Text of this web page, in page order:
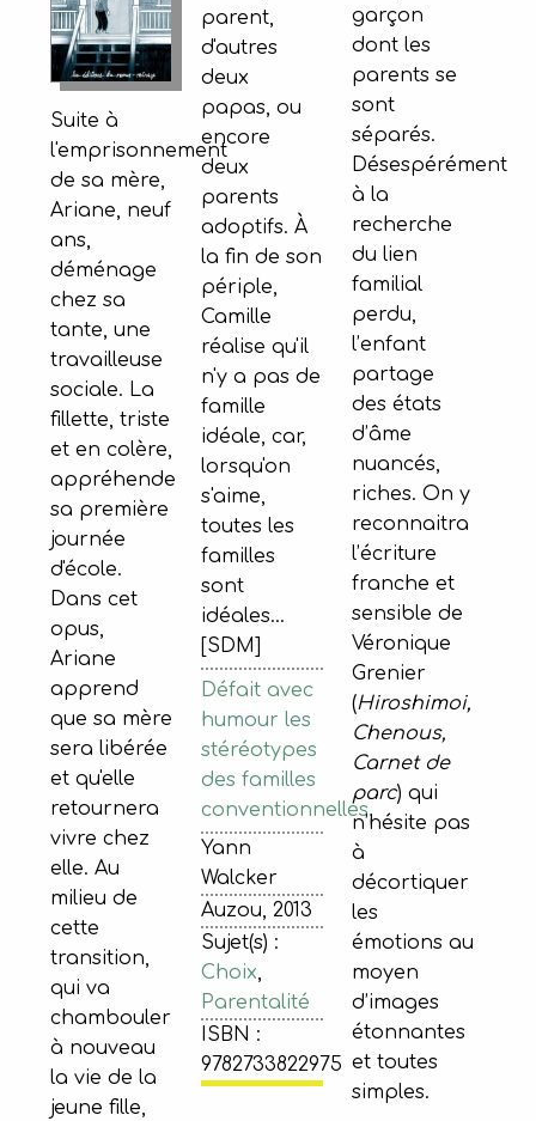
Suite à
l'emprisonnement
de sa mère,
Ariane, neuf
ans,
déménage
chez sa
tante, une
travailleuse
sociale. La
fillette, triste
et en colère,
appréhende
sa première
journée
d'école.
Dans cet
opus,
Ariane
apprend
que sa mère
sera libérée
et qu'elle
retournera
vivre chez
elle. Au
milieu de
cette
transition,
qui va
chambouler
à nouveau
la vie de la
jeune fille,
parent,
d'autres
deux
papas, ou
encore
deux
parents
adoptifs. À
la fin de son
périple,
Camille
réalise qu'il
n'y a pas de
famille
idéale, car,
lorsqu'on
s'aime,
toutes les
familles
sont
idéales...
[SDM]
Défait avec
humour les
stéréotypes
des familles
conventionnelles.
Yann
Walcker
Auzou, 2013
Sujet(s) :
Choix,
Parentalité
ISBN :
9782733822975
garçon
dont les
parents se
sont
séparés.
Désespérément
à la
recherche
du lien
familial
perdu,
l’enfant
partage
des états
d’âme
nuancés,
riches. On y
reconnaitra
l’écriture
franche et
sensible de
Véronique
Grenier
(Hiroshimoi,
Chenous,
Carnet de
parc) qui
n’hésite pas
à
décortiquer
les
émotions au
moyen
d’images
étonnantes
et toutes
simples.